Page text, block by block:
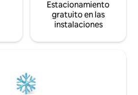
e incluso un kitEstacionamiento
gratuito en las
instalaciones